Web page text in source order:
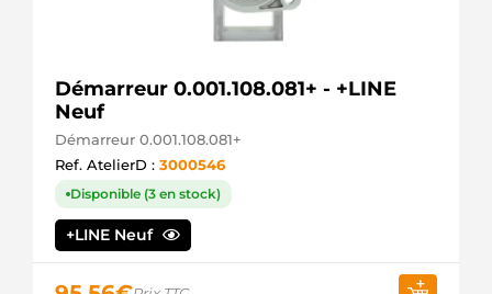
Démarreur 0.001.108.081+ - +LINE
Neuf
Démarreur 0.001.108.081+
Ref. AtelierD : 3000546
Disponible (3 en stock)
+LINE Neuf